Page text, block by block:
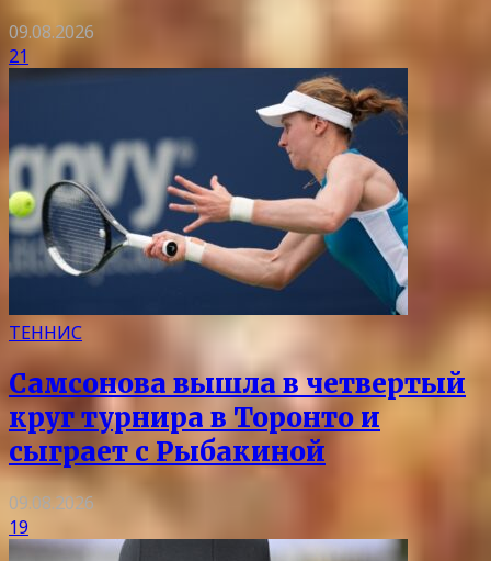
09.08.2026
21
ТЕННИС
Самсонова вышла в четвертый
круг турнира в Торонто и
сыграет с Рыбакиной
09.08.2026
19